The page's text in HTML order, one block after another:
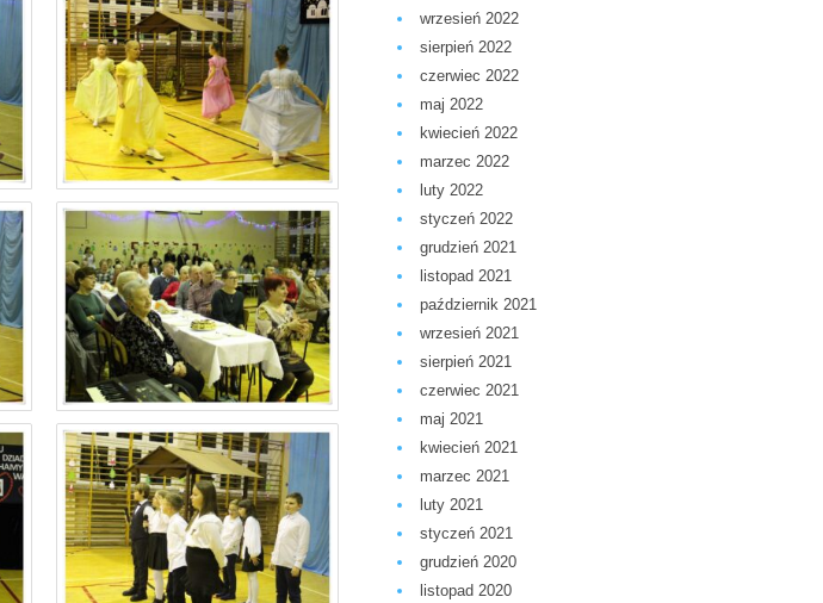
wrzesień 2022
sierpień 2022
czerwiec 2022
maj 2022
kwiecień 2022
marzec 2022
luty 2022
styczeń 2022
grudzień 2021
listopad 2021
październik 2021
wrzesień 2021
sierpień 2021
czerwiec 2021
maj 2021
kwiecień 2021
marzec 2021
luty 2021
styczeń 2021
grudzień 2020
listopad 2020